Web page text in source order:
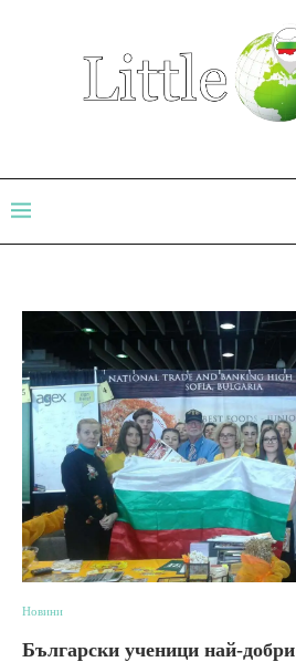
Новини
Български ученици най-